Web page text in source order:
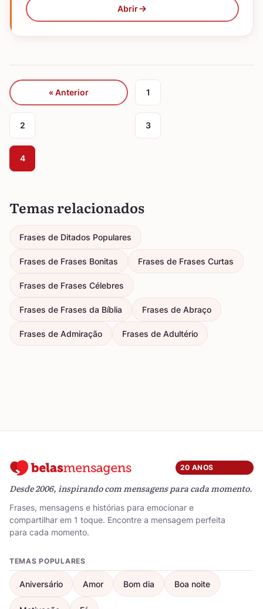
Abrir
« Anterior 1
2 3
4
Temas relacionados
Frases de Ditados Populares
Frases de Frases Bonitas Frases de Frases Curtas
Frases de Frases Célebres
Frases de Frases da Bíblia Frases de Abraço
Frases de Admiração Frases de Adultério
20 ANOS
Desde 2006, inspirando com mensagens para cada momento.
Frases, mensagens e histórias para emocionar e
compartilhar em 1 toque. Encontre a mensagem perfeita
para cada momento.
TEMAS POPULARES
Aniversário Amor Bom dia Boa noite